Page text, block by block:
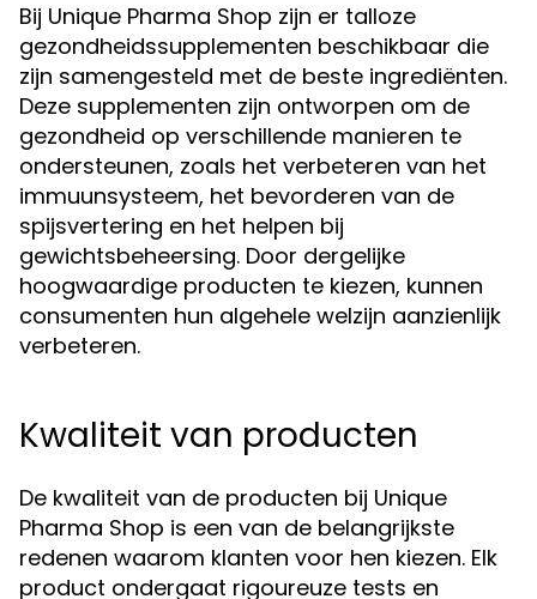
Bij Unique Pharma Shop zijn er talloze
gezondheidssupplementen beschikbaar die
zijn samengesteld met de beste ingrediënten.
Deze supplementen zijn ontworpen om de
gezondheid op verschillende manieren te
ondersteunen, zoals het verbeteren van het
immuunsysteem, het bevorderen van de
spijsvertering en het helpen bij
gewichtsbeheersing. Door dergelijke
hoogwaardige producten te kiezen, kunnen
consumenten hun algehele welzijn aanzienlijk
verbeteren.
Kwaliteit van producten
De kwaliteit van de producten bij Unique
Pharma Shop is een van de belangrijkste
redenen waarom klanten voor hen kiezen. Elk
product ondergaat rigoureuze tests en